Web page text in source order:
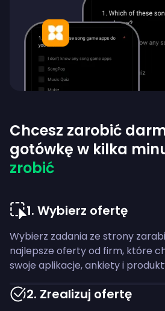
Chcesz zarobić
gotówkę w kilka
zrobić
1. Wybierz ofertę
Wybierz zadania ze strony
najlepsze oferty od firm, które
swoje aplikacje, ankiety i
2. Zrealizuj ofertę